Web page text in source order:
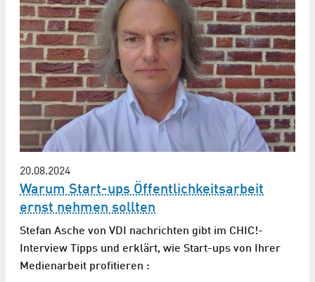
20.08.2024
Warum Start-ups Öffentlichkeitsarbeit
ernst nehmen sollten
Stefan Asche von VDI nachrichten gibt im CHIC!-
Interview Tipps und erklärt, wie Start-ups von Ihrer
Medienarbeit profitieren :